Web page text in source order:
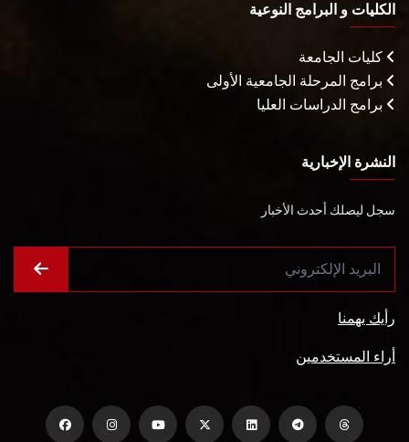
الكليات و البرامج النوعية
كليات الجامعة
برامج المرحلة الجامعية الأولى
برامج الدراسات العليا
النشرة الإخبارية
سجل ليصلك أحدث الأخبار
رأيك يهمنا
أراء المستخدمين